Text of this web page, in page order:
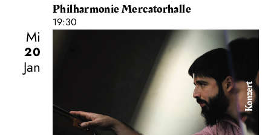
Philharmonie Mercatorhalle
19:30
Mi
20
Jan
Konzert